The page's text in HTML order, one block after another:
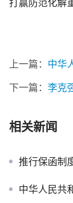
上一篇： 中华
下一篇： 李克强
相关新闻
推行保函制
中华人民共